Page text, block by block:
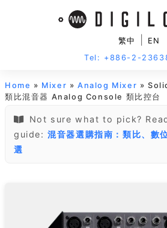
繁中
EN
Tel: +886-2-
Home » Mixer »Analog Mixer »
類比混音器 Analog Console 類比控台
Not sure what to pick?
guide: 混音器選購指南：類比、數
選